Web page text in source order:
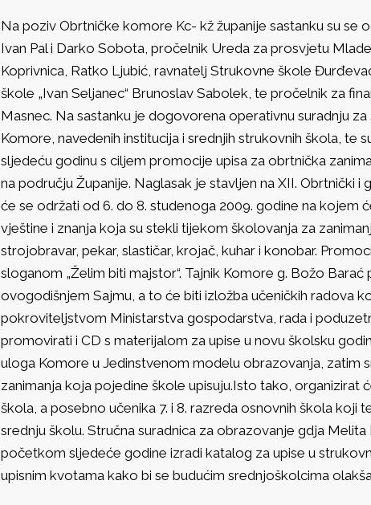
Na poziv Obrtničke komore Kc- kž županije sastanku su se
Ivan Pal i Darko Sobota, pročelnik Ureda za prosvjetu
Koprivnica, Ratko Ljubić, ravnatelj Strukovne škole
škole „Ivan Seljanec“ Brunoslav Sabolek, te pročelnik za
Masnec. Na sastanku je dogovorena operativnu suradnju
Komore, navedenih institucija i srednjih strukovnih škola, te
sljedeću godinu s ciljem promocije upisa za obrtnička
na području Županije. Naglasak je stavljen na XII. Obrtnički i
će se održati od 6. do 8. studenoga 2009. godine na kojem
vještine i znanja koja su stekli tijekom školovanja za
strojobravar, pekar, slastičar, krojač, kuhar i konobar.
sloganom „Želim biti majstor“. Tajnik Komore g. Božo
ovogodišnjem Sajmu, a to će biti izložba učeničkih radova
pokroviteljstvom Ministarstva gospodarstva, rada i
promovirati i CD s materijalom za upise u novu školsku
uloga Komore u Jedinstvenom modelu obrazovanja, zatim
zanimanja koja pojedine škole upisuju.Isto tako, organizirat
škola, a posebno učenika 7. i 8. razreda osnovnih škola koji
srednju školu. Stručna suradnica za obrazovanje gdja
početkom sljedeće godine izradi katalog za upise u
upisnim kvotama kako bi se budućim srednjoškolcima